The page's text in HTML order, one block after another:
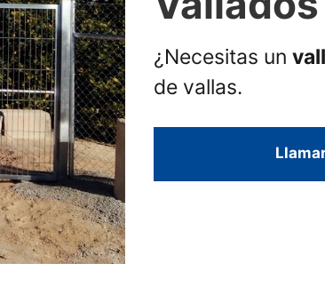
¿Necesitas un
de vallas.